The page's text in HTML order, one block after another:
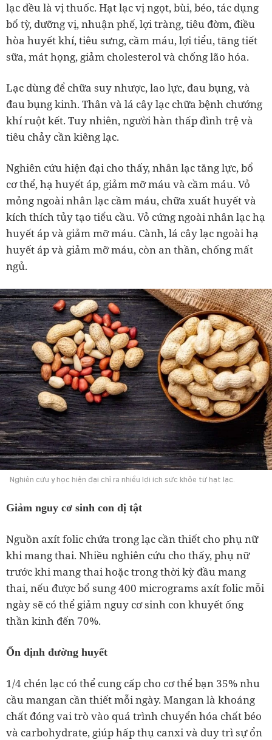
lạc đều là vị thuốc. Hạt lạc vị ngọt, bùi, béo, tác dụng
bổ tỳ, dưỡng vị, nhuận phế, lợi tràng, tiêu đờm, điều
hòa huyết khí, tiêu sưng, cầm máu, lợi tiểu, tăng tiết
sữa, mát họng, giảm cholesterol và chống lão hóa.
Lạc dùng để chữa suy nhược, lao lực, đau bụng, và
đau bụng kinh. Thân và lá cây lạc chữa bệnh chướng
khí ruột kết. Tuy nhiên, người hàn thấp đình trệ và
tiêu chảy cần kiêng lạc.
Nghiên cứu hiện đại cho thấy, nhân lạc tăng lực, bổ
cơ thể, hạ huyết áp, giảm mỡ máu và cầm máu. Vỏ
mỏng ngoài nhân lạc cầm máu, chữa xuất huyết và
kích thích tủy tạo tiểu cầu. Vỏ cứng ngoài nhân lạc hạ
huyết áp và giảm mỡ máu. Cành, lá cây lạc ngoài hạ
huyết áp và giảm mỡ máu, còn an thần, chống mất
ngủ.
Nghiên cứu y học hiện đại chỉ ra nhiều lợi ích sức khỏe từ hạt lạc.
Giảm nguy cơ sinh con dị tật
Nguồn axít folic chứa trong lạc cần thiết cho phụ nữ
khi mang thai. Nhiều nghiên cứu cho thấy, phụ nữ
trước khi mang thai hoặc trong thời kỳ đầu mang
thai, nếu được bổ sung 400 micrograms axít folic mỗi
ngày sẽ có thể giảm nguy cơ sinh con khuyết ống
thần kinh đến 70%.
Ổn định đường huyết
1/4 chén lạc có thể cung cấp cho cơ thể bạn 35% nhu
cầu mangan cần thiết mỗi ngày. Mangan là khoáng
chất đóng vai trò vào quá trình chuyển hóa chất béo
và carbohydrate, giúp hấp thụ canxi và duy trì sự ổn